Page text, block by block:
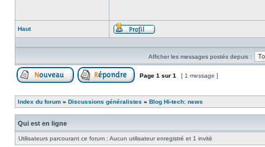
Haut
Profil
Afficher les messages postés depuis :
Page 1 sur 1 [ 1 message ]
Index du forum » Discussions généralistes » Blog Hi-tech: news
Qui est en ligne
Utilisateurs parcourant ce forum : Aucun utilisateur enregistré et 1 invité